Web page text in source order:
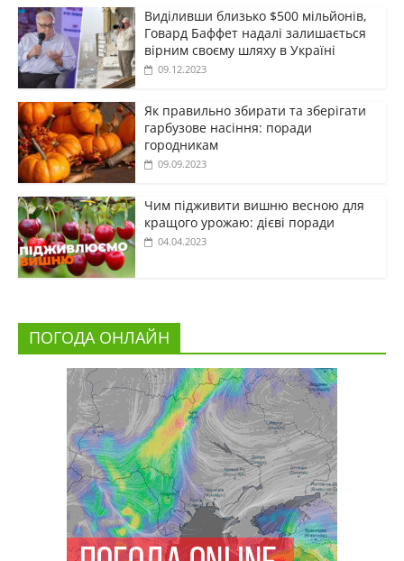
Виділивши близько $500 мільйонів,
Говард Баффет надалі залишається
вірним своєму шляху в Україні
09.12.2023
Як правильно збирати та зберігати
гарбузове насіння: поради
городникам
09.09.2023
Чим підживити вишню весною для
кращого урожаю: дієві поради
04.04.2023
ПОГОДА ОНЛАЙН